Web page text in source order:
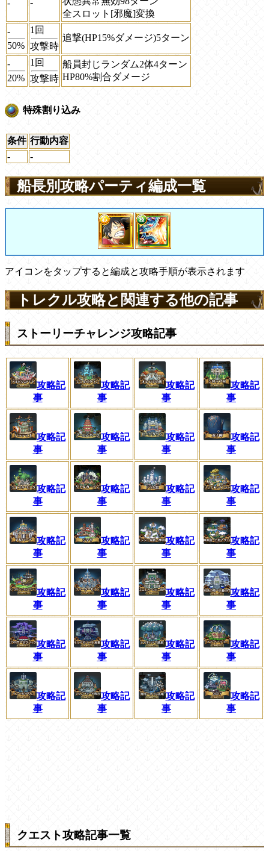
-
-
全スロット[邪魔]変換
-
50%
1回
攻撃時
追撃(HP15%ダメージ)5ターン
-
20%
1回
攻撃時
船員封じランダム2体4ターン
HP80%割合ダメージ
特殊割り込み
条件 行動内容
-
-
船長別攻略パーティ編成一覧
アイコンをタップすると編成と攻略手順が表示されます
トレクル攻略と関連する他の記事
ストーリーチャレンジ攻略記事
攻略記
事
攻略記
事
攻略記
事
攻略記
事
攻略記
事
攻略記
事
攻略記
事
攻略記
事
攻略記
事
攻略記
事
攻略記
事
攻略記
事
攻略記
事
攻略記
事
攻略記
事
攻略記
事
攻略記
事
攻略記
事
攻略記
事
攻略記
事
攻略記
事
攻略記
事
攻略記
事
攻略記
事
攻略記
事
攻略記
事
攻略記
事
攻略記
事
クエスト攻略記事一覧